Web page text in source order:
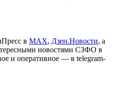
в МАХ, Дзен.Новости, а
новостями СЗФО в
и оперативное — в telegram-